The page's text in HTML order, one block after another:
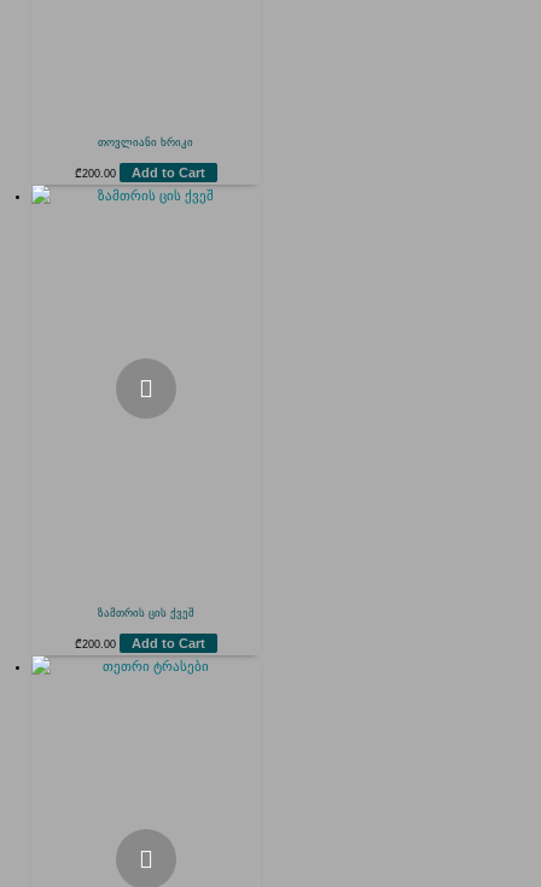
თოვლიანი ხრიკი
₾200.00 Add to Cart
ზამთრის ცის ქვეშ
₾200.00 Add to Cart